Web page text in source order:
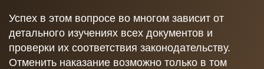
Успех в этом вопросе во многом зависит от
детального изучениях всех документов и
проверки их соответствия законодательству.
Отменить наказание возможно только в том